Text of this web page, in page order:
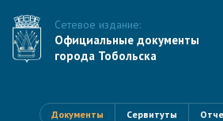
Сетевое издание:
Официальные документы
города Тобольска
Документы Сервитуты